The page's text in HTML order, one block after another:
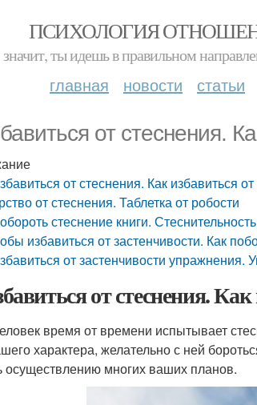
ПСИХОЛОГИЯ
значит, ты идешь в правильном
главная новости статьи
от стеснения.
от стеснения. Как избавиться
от стеснения. Таблетка от робости
стеснение книги.
избавиться от застенчивости. Как
от застенчивости упражнения.
от стеснения.
время от времени испытывает
характера, желательно с ней
осуществлению многих ваших планов.